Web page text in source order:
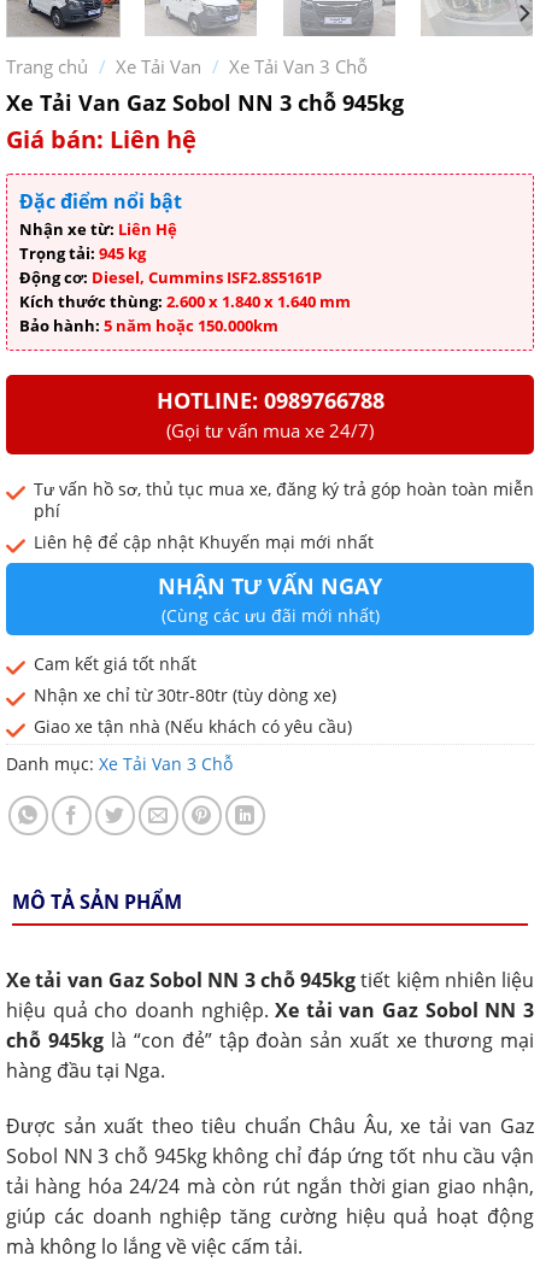
Trang chủ / Xe Tải Van / Xe Tải Van 3 Chỗ
Xe Tải Van Gaz Sobol NN 3 chỗ 945kg
Giá bán: Liên hệ
Đặc điểm nổi bật
Nhận xe từ: Liên Hệ
Trọng tải: 945 kg
Động cơ: Diesel, Cummins ISF2.8S5161P
Kích thước thùng: 2.600 x 1.840 x 1.640 mm
Bảo hành: 5 năm hoặc 150.000km
HOTLINE: 0989766788
(Gọi tư vấn mua xe 24/7)
Tư vấn hồ sơ, thủ tục mua xe, đăng ký trả góp hoàn toàn miễn
phí
Liên hệ để cập nhật Khuyến mại mới nhất
NHẬN TƯ VẤN NGAY
(Cùng các ưu đãi mới nhất)
Cam kết giá tốt nhất
Nhận xe chỉ từ 30tr-80tr (tùy dòng xe)
Giao xe tận nhà (Nếu khách có yêu cầu)
Danh mục: Xe Tải Van 3 Chỗ
MÔ TẢ SẢN PHẨM
Xe tải van Gaz Sobol NN 3 chỗ 945kgtiết kiệm nhiên liệu
hiệu quả cho doanh nghiệp.Xe tải van Gaz Sobol NN 3
chỗ 945kglà “con đẻ” tập đoàn sản xuất xe thương mại
hàng đầu tại Nga.
Được sản xuất theo tiêu chuẩn Châu Âu, xe tải van Gaz
Sobol NN 3 chỗ 945kg không chỉ đáp ứng tốt nhu cầu vận
tải hàng hóa 24/24 mà còn rút ngắn thời gian giao nhận,
giúp các doanh nghiệp tăng cường hiệu quả hoạt động
mà không lo lắng về việc cấm tải.